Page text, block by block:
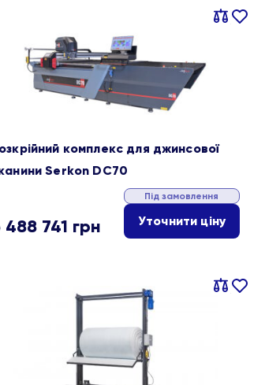
Порівняти
В
комплекс для джинсової
Serkon DC70
488 741 грн
Під замовлення
Уточнити ціну
Порівняти
В